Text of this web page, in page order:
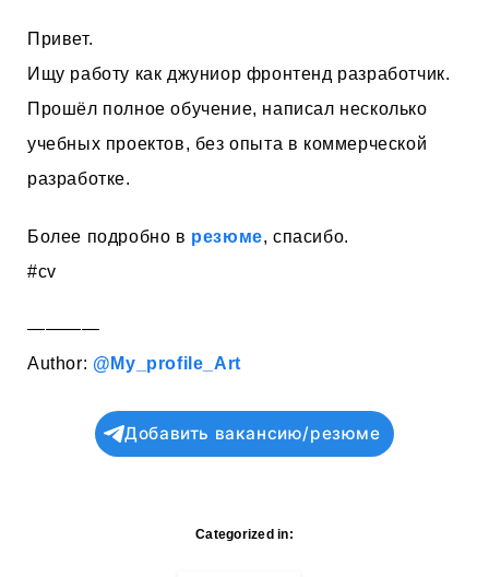
Привет.
Ищу работу как джуниор фронтенд разработчик.
Прошёл полное обучение, написал несколько
учебных проектов, без опыта в коммерческой
разработке.
Более подробно в резюме, спасибо.
#cv
————
Author: @My_profile_Art
Добавить вакансию/резюме
Categorized in: